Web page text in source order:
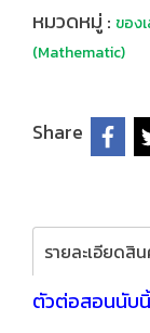
หมวดหมู่ : ของ
(Mathematic)
Share
รายละเอียดสิ
ตัวต่อสอนนับนิ้